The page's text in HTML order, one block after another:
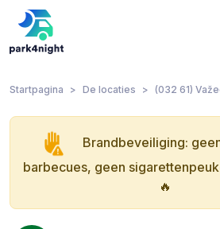
Startpagina De locaties (032 61)
Brandbeveiliging:
barbecues, geen
🔥